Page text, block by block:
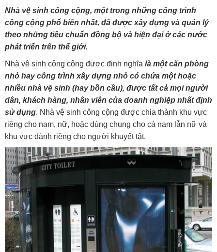
Nhà vệ sinh công cộng, một trong những công trình
công cộng phổ biến nhất, đã được xây dựng và quản lý
theo những tiêu chuẩn đồng bộ và hiện đại ở các nước
phát triển trên thế giới.
Nhà vệ sinh công cộng được định nghĩa là một căn phòng
nhỏ hay công trình xây dựng nhỏ có chứa một hoặc
nhiều nhà vệ sinh (hay bồn cầu), được tất cả mọi người
dân, khách hàng, nhân viên của doanh nghiệp nhất định
sử dụng. Nhà vệ sinh công cộng được chia thành khu vực
riêng cho nam, nữ, hoặc dùng chung cho cả nam lẫn nữ và
khu vực dành riêng cho người khuyết tật.